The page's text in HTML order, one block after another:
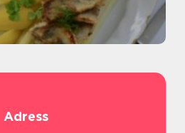
Adress